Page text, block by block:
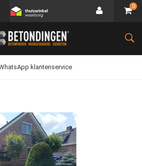
0
Lage verzendkosten